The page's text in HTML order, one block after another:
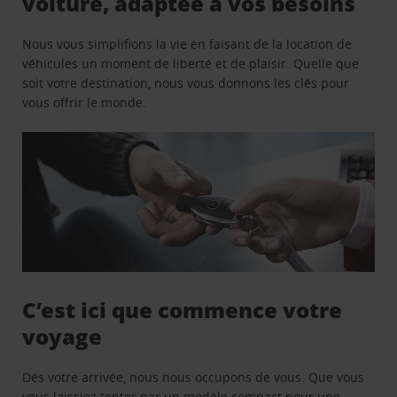
Nous vous simplifions la vie en faisant de la location de
véhicules un moment de liberté et de plaisir. Quelle que
soit votre destination, nous vous donnons les clés pour
vous offrir le monde.
C’est ici que commence votre
voyage
Dès votre arrivée, nous nous occupons de vous. Que vous